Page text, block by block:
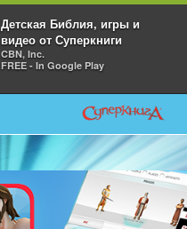
Детская Библия, игры и
видео от Суперкниги
CBN, Inc.
FREE - In Google Play
Return to Content